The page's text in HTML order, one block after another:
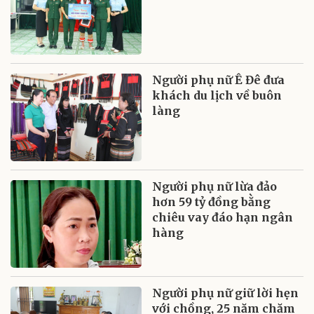
Người phụ nữ Ê Đê đưa
khách du lịch về buôn
làng
Người phụ nữ lừa đảo
hơn 59 tỷ đồng bằng
chiêu vay đáo hạn ngân
hàng
Người phụ nữ giữ lời hẹn
với chồng, 25 năm chăm